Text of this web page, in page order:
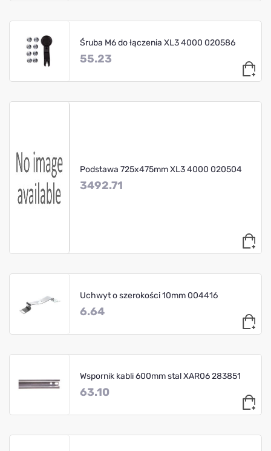
Śruba M6 do łączenia XL3 4000 020586
55.23
Podstawa 725x475mm XL3 4000 020504
3492.71
Uchwyt o szerokości 10mm 004416
6.64
Wspornik kabli 600mm stal XAR06 283851
63.10